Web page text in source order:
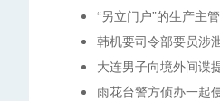
“另立门户”的生产主
韩机要司令部要员涉
大连男子向境外间谍
雨花台警方侦办一起